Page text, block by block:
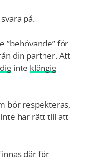
på.
”behövande” för
din partner. Att
inte klängig
bör respekteras,
har rätt till att
där för